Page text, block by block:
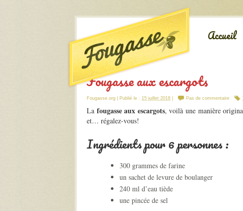
Accueil
Fougasse aux escargots
Fougasse.org | Publié le : 15 juillet 2018 Pas de commentaire
La fougasse aux escargots, voilà une manière
et… régalez-vous!
Ingrédients pour 6 personnes :
300 grammes de farine
un sachet de levure de boulanger
240 ml d’eau tiède
une pincée de sel